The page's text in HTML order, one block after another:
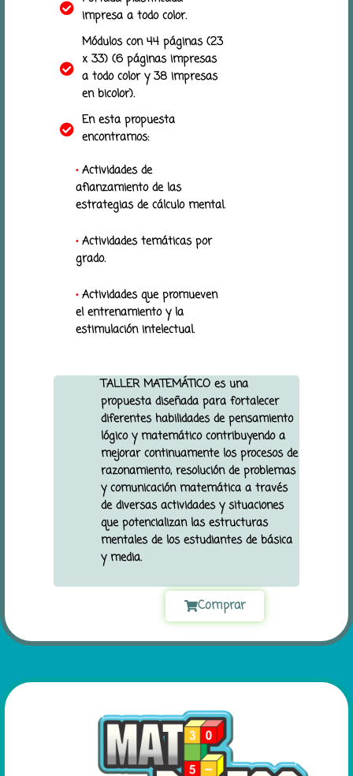
impresa a todo color.
Módulos con 44 páginas (23
x 33) (6 páginas impresas
a todo color y 38 impresas
en bicolor).
En esta propuesta
encontramos:
•Actividades de
afianzamiento de las
estrategias de cálculo mental.
•Actividades temáticas por
grado.
•Actividades que promueven
el entrenamiento y la
estimulación intelectual.
TALLER MATEMÁTICO es una
propuesta diseñada para fortalecer
diferentes habilidades de pensamiento
lógico y matemático contribuyendo a
mejorar continuamente los procesos de
razonamiento, resolución de problemas
y comunicación matemática a través
de diversas actividades y situaciones
que potencializan las estructuras
mentales de los estudiantes de básica
y media.
Comprar